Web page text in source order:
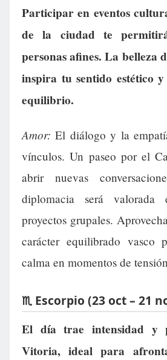
Participar en eventos
de la ciudad te
personas afines. La belleza
inspira tu sentido estético
equilibrio.
Amor: El diálogo y la
vínculos. Un paseo por el
abrir nuevas
diplomacia será valorada
proyectos grupales.
carácter equilibrado vasco
calma en momentos de
♏ Escorpio (23 oct – 21
El día trae intensidad y
Vitoria, ideal para